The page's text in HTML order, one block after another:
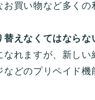
買い物など多く
えなくてはならな
れますが、新し
どのプリペイド